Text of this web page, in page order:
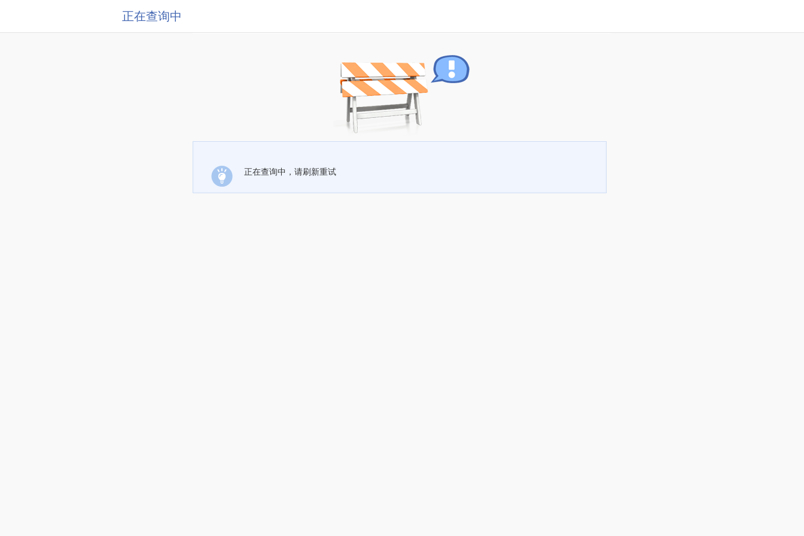
正在查询中
正在查询中，请刷新重试